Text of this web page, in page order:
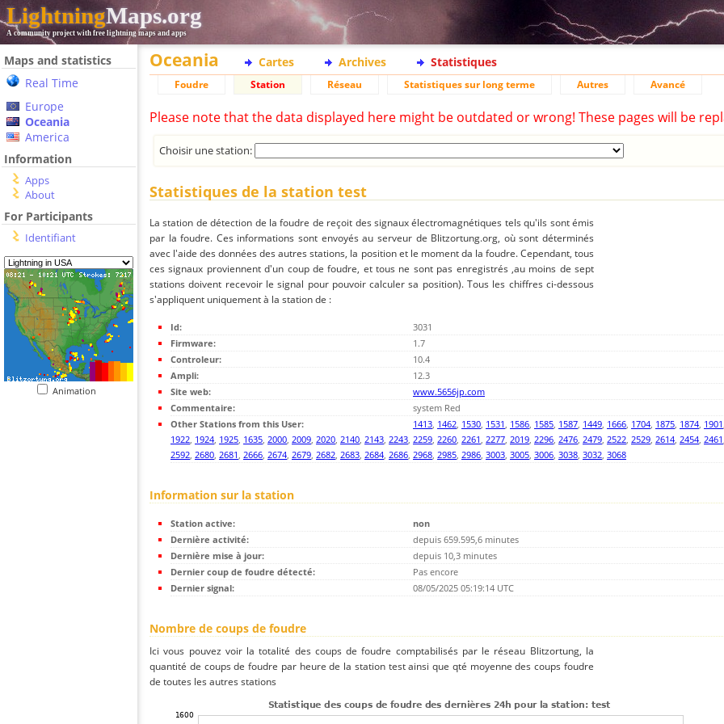
LightningMaps.org
A community project with free lightning maps and apps
Maps and statistics
Real Time
Europe
Oceania
America
Information
Apps
About
For Participants
Identifiant
Animation
Oceania Cartes Archives Statistiques
Foudre Station Réseau Statistiques sur long terme Autres Avancé
Please note that the data displayed here might be outdated or wrong! These pages will be
Choisir une station:
Statistiques de la station test
La station de détection de la foudre de reçoit des signaux électromagnétiques tels qu'ils sont émis
par la foudre. Ces informations sont envoyés au serveur de Blitzortung.org, où sont déterminés
avec l'aide des données des autres stations, la position et le moment da la foudre. Cependant, tous
ces signaux proviennent d'un coup de foudre, et tous ne sont pas enregistrés ,au moins de sept
stations doivent recevoir le signal pour pouvoir calculer sa position). Tous les chiffres ci-dessous
s'appliquent uniquement à la station de :
Id:
3031
Firmware:
1.7
Controleur:
10.4
Ampli:
12.3
Site web:
www.5656jp.com
Commentaire:
system Red
Other Stations from this User:
1413, 1462, 1530, 1531, 1586, 1585, 1587, 1449, 1666, 1704, 1875, 1874, 1901
1922, 1924, 1925, 1635, 2000, 2009, 2020, 2140, 2143, 2243, 2259, 2260, 2261, 2277, 2019, 2296, 2476, 2479, 2522, 2529, 2614, 2454, 2461
2592, 2680, 2681, 2666, 2674, 2679, 2682, 2683, 2684, 2686, 2968, 2985, 2986, 3003, 3005, 3006, 3038, 3032, 3068
Information sur la station
Station active:
non
Dernière activité:
depuis 659.595,6 minutes
Dernière mise à jour:
depuis 10,3 minutes
Dernier coup de foudre détecté:
Pas encore
Dernier signal:
08/05/2025 05:19:14 UTC
Nombre de coups de foudre
Ici vous pouvez voir la totalité des coups de foudre comptabilisés par le réseau Blitzortung, la
quantité de coups de foudre par heure de la station test ainsi que qté moyenne des coups foudre
de toutes les autres stations